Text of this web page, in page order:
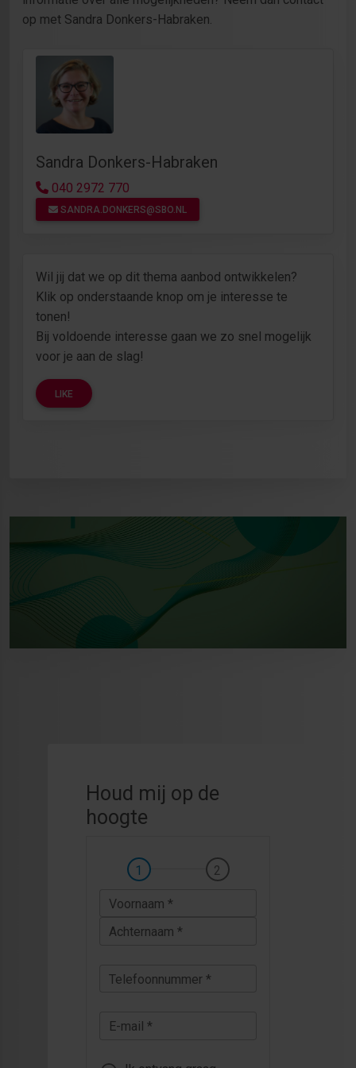
op met Sandra Donkers-Habraken.
Sandra Donkers-Habraken
040 2972 770
SANDRA.DONKERS@SBO.NL
Wil jij dat we op dit thema aanbod ontwikkelen?
Klik op onderstaande knop om je interesse te
tonen!
Bij voldoende interesse gaan we zo snel mogelijk
voor je aan de slag!
LIKE
Houd mij op de
hoogte
Voornaam *
Achternaam *
Telefoonnummer *
E-mail *